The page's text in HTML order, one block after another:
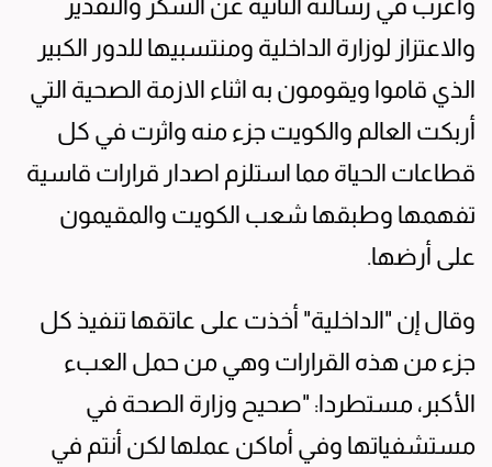
وأعرب في رسالته الثانية عن الشكر والتقدير
والاعتزاز لوزارة الداخلية ومنتسبيها للدور الكبير
الذي قاموا ويقومون به اثناء الازمة الصحية التي
أربكت العالم والكويت جزء منه واثرت في كل
قطاعات الحياة مما استلزم اصدار قرارات قاسية
تفهمها وطبقها شعب الكويت والمقيمون
على أرضها.
وقال إن "الداخلية" أخذت على عاتقها تنفيذ كل
جزء من هذه القرارات وهي من حمل العبء
الأكبر، مستطردا: "صحيح وزارة الصحة في
مستشفياتها وفي أماكن عملها لكن أنتم في